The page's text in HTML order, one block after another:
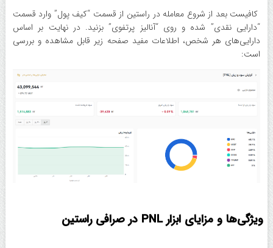
کافیست بعد از شروع معامله در راستین از قسمت “کیف پول” وارد قسمت
“دارایی نقدی” شده و روی “آنالیز پرتفوی” بزنید. در نهایت بر اساس
دارایی‌های هر شخص، اطلاعات مفید صفحه زیر قابل مشاهده و بررسی
است:
ویژگی‌ها و مزایای ابزار PNL در صرافی راستین